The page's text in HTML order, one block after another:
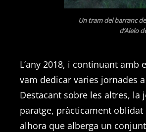
Un tram del barranc
d’Aielo
L’any 2018, i continuant amb
vam dedicar varies jornades
Destacant sobre les altres, la
paratge, pràcticament
alhora que alberga un